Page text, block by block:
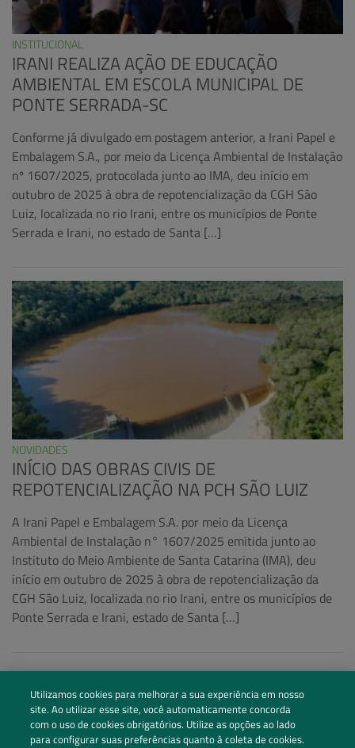
INSTITUCIONAL
IRANI REALIZA AÇÃO DE EDUCAÇÃO
AMBIENTAL EM ESCOLA MUNICIPAL DE
PONTE SERRADA-SC
Conforme já divulgado em postagem anterior, a Irani Papel e
Embalagem S.A., por meio da Licença Ambiental de Instalação
nº 1607/2025, protocolada junto ao IMA, deu início em
outubro de 2025 à obra de repotencialização da CGH São
Luiz, localizada no rio Irani, entre os municípios de Ponte
Serrada e Irani, no estado de Santa […]
NOVIDADES
INÍCIO DAS OBRAS CIVIS DE
REPOTENCIALIZAÇÃO NA PCH SÃO LUIZ
A Irani Papel e Embalagem S.A. por meio da Licença
Ambiental de Instalação n° 1607/2025 emitida junto ao
Instituto do Meio Ambiente de Santa Catarina (IMA), deu
início em outubro de 2025 à obra de repotencialização da
CGH São Luiz, localizada no rio Irani, entre os municípios de
Ponte Serrada e Irani, estado de Santa […]
Utilizamos cookies para melhorar a sua experiência em nosso
site. Ao utilizar esse site, você automaticamente concorda
com o uso de cookies obrigatórios. Utilize as opções ao lado
para configurar suas preferências quanto à coleta de cookies.